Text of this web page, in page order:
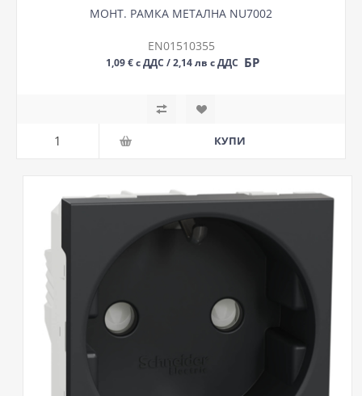
МОНТ. РАМКА МЕТАЛНА NU7002
EN01510355
1,09 € с ДДС / 2,14 лв с ДДС БР